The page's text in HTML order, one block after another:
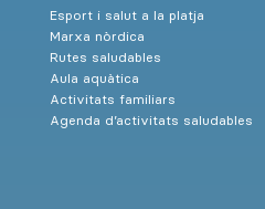
Esport i salut a la platja
Marxa nòrdica
Rutes saludables
Aula aquàtica
Activitats familiars
Agenda d’activitats saludables